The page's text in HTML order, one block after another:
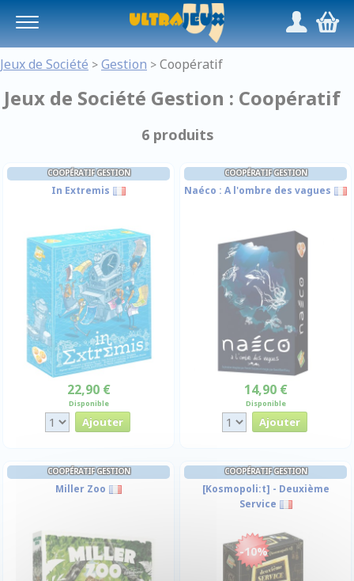
/,
Jeux de Société > Gestion > Coopératif
Jeux de Société Gestion : Coopératif
6 produits
COOPÉRATIF GESTION
In Extremis
22,90 €
Disponible
COOPÉRATIF GESTION
Naéco : A l'ombre des vagues
14,90 €
Disponible
COOPÉRATIF GESTION
Miller Zoo
COOPÉRATIF GESTION
[Kosmopoli:t] - Deuxième
Service
-10%